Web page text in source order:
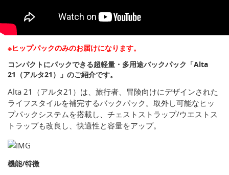
※ヒップパックのみのお届けになります。
コンパクトにパックできる超軽量・多用途バックパック「Alta
21（アルタ21）」のご紹介です。
Alta 21（アルタ21）は、旅行者、冒険向けにデザインされた
ライフスタイルを補完するバックパック。取外し可能なヒッ
プパックシステムを搭載し、チェストストラップ/ウエストス
トラップも改良し、快適性と容量をアップ。
機能/特徴